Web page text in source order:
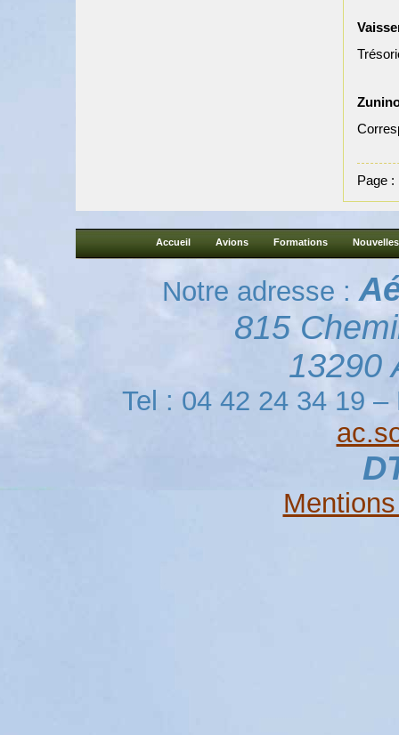
Page :
Accueil Avions Formations Nouvelles
Notre adresse :
815
13290
Tel : 04 42 24 34 19